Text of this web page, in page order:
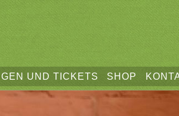
UND TICKETS SHOP